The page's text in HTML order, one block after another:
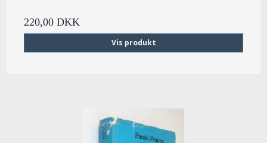
220,00 DKK
Vis produkt